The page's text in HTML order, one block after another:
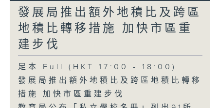
發展局推出額外地積比及跨區
地積比轉移措施 加快市區重
建步伐
足本 Full (HKT 17:00 - 18:00)
發展局推出額外地積比及跨區地積比轉移
措施 加快市區重建步伐